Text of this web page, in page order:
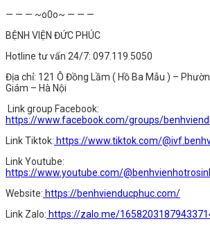
— — — ~o0o~ — — —
BỆNH VIỆN ĐỨC PHÚC
Hotline tư vấn 24/7: 097.119.5050
Địa chỉ: 121 Ô Đồng Lầm ( Hồ Ba Mẫu ) –
Giám – Hà Nội
Link group Facebook:
https://www.facebook.com/groups/
Link Tiktok: https://www.tiktok.com/
Link Youtube:
https://www.youtube.com/
Website: https://benhvienducphuc.com/
Link Zalo: https://zalo.me/